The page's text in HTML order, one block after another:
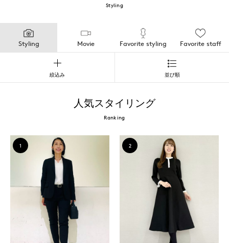
Styling
Styling Movie Favorite styling Favorite staff
絞込み 並び順
人気スタイリング
Ranking
1 2